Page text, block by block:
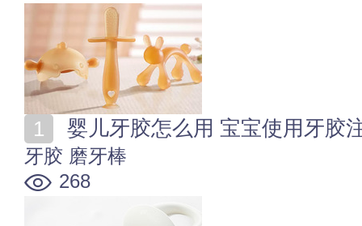
婴儿牙胶怎么用 宝宝使用牙胶
牙胶 磨牙棒
268